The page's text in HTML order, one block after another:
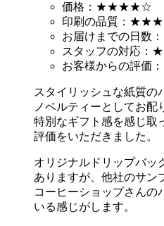
価格：★★★★☆
印刷の品質：
お届けまでの日
スタッフの対応
お客様からの評
スタイリッシュな紙質の
ノベルティーとしてお
特別なギフト感を感じ取
評価をいただきました。
オリジナルドリップバッ
ありますが、他社のサン
コーヒーショップさんの
いる感じがします。